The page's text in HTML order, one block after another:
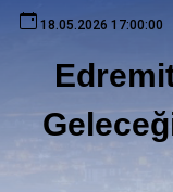
18.05.2026 17:00:00